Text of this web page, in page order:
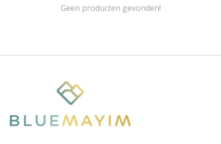
Geen producten gevonden!